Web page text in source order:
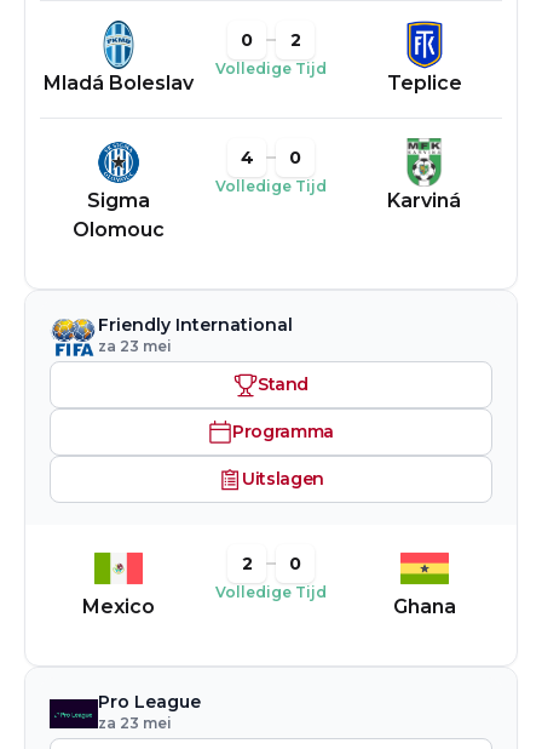
Mladá Boleslav
0 2
Volledige Tijd
Teplice
Sigma
Olomouc
4 0
Volledige Tijd
Karviná
Friendly International
za 23 mei
Stand
Programma
Uitslagen
Mexico
2 0
Volledige Tijd
Ghana
Pro League
za 23 mei